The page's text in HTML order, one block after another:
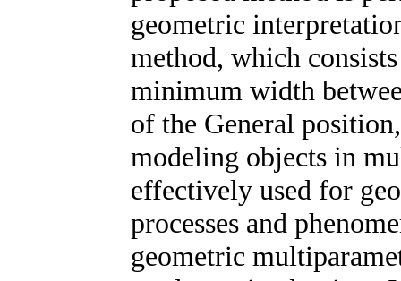
geometric
method, which
minimum width
of the General
modeling objects in
effectively used for
processes and
geometric